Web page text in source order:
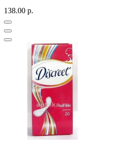
138.00 р.